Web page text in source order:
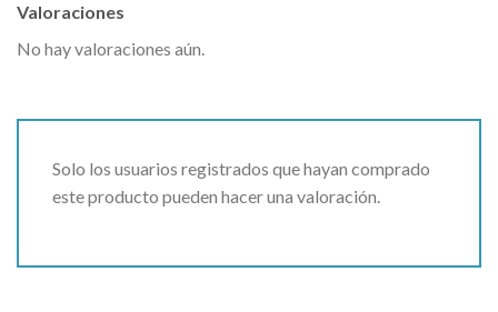
Valoraciones
No hay valoraciones aún.
Solo los usuarios registrados que hayan comprado
este producto pueden hacer una valoración.